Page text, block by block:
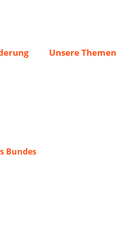
Unsere Themen
Bundes